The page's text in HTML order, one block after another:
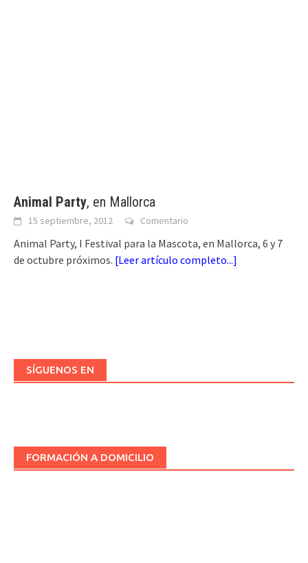
Animal Party, en Mallorca
15 septiembre, 2012 Comentario
Animal Party, I Festival para la Mascota, en Mallorca, 6 y 7
de octubre próximos. [Leer artículo completo...]
SÍGUENOS EN
FORMACIÓN A DOMICILIO